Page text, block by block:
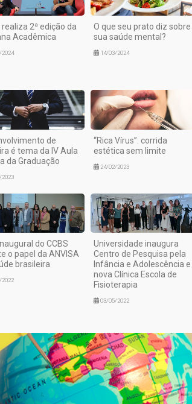
realiza 2ª edição da
Acadêmica
O que seu prato diz sobre
sua saúde mental?
14/03/2024
de
é tema da IV Aula
da Graduação
“Rica Vírus”: corrida
estética sem limite
24/02/2023
do CCBS
o papel da ANVISA
brasileira
Universidade inaugura
Centro de Pesquisa pela
Infância e Adolescência e
nova Clínica Escola de
Fisioterapia
03/05/2022